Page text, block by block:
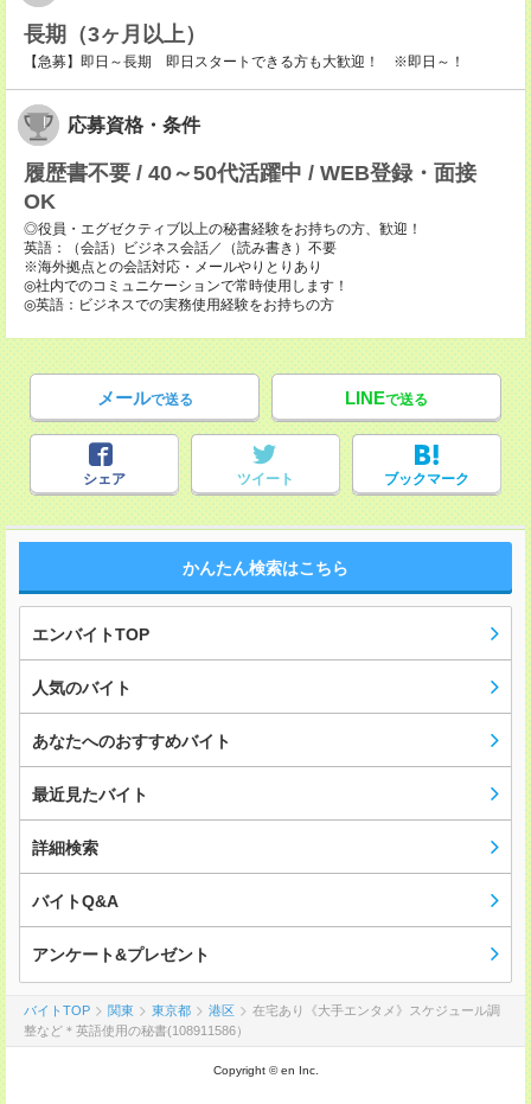
長期（3ヶ月以上）
【急募】即日～長期 即日スタートできる方も大歓迎！ ※即日～！
応募資格・条件
履歴書不要 / 40～50代活躍中 / WEB登録・面接
OK
◎役員・エグゼクティブ以上の秘書経験をお持ちの方、歓迎！
英語：（会話）ビジネス会話／（読み書き）不要
※海外拠点との会話対応・メールやりとりあり
◎社内でのコミュニケーションで常時使用します！
◎英語：ビジネスでの実務使用経験をお持ちの方
メールで送る LINEで送る
シェア ツイート ブックマーク
かんたん検索はこちら
エンバイトTOP
人気のバイト
あなたへのおすすめバイト
最近見たバイト
詳細検索
バイトQ&A
アンケート&プレゼント
バイトTOP 関東 東京都 港区
在宅あり《大手エンタメ》スケジュール調
整など＊英語使用の秘書(108911586）
Copyright © en Inc.